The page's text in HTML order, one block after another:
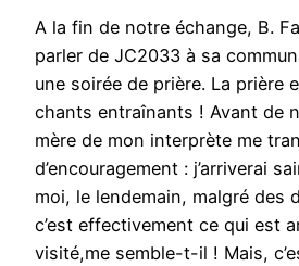
A la fin de notre échange, B.
parler de JC2033 à sa
une soirée de prière. La prière
chants entraînants ! Avant de
mère de mon interprète me
d’encouragement : j’arriverai
moi, le lendemain, malgré des
c’est effectivement ce qui est
visité,me semble-t-il ! Mais,